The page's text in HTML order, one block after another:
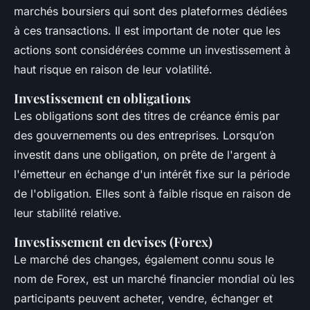
marchés boursiers qui sont des plateformes dédiées
à ces transactions. Il est important de noter que les
actions sont considérées comme un investissement à
haut risque en raison de leur volatilité.
Investissement en obligations
Les obligations sont des titres de créance émis par
des gouvernements ou des entreprises. Lorsqu’on
investit dans une obligation, on prête de l'argent à
l'émetteur en échange d'un intérêt fixe sur la période
de l'obligation. Elles sont à faible risque en raison de
leur stabilité relative.
Investissement en devises (Forex)
Le marché des changes, également connu sous le
nom de Forex, est un marché financier mondial où les
participants peuvent acheter, vendre, échanger et